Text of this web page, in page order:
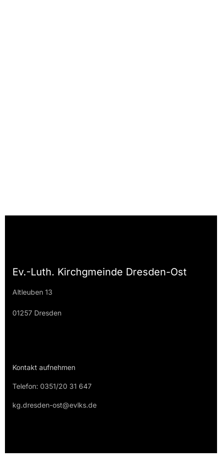
Ev.-Luth. Kirchgmeinde Dresden-Ost
Altleuben 13
01257 Dresden
Kontakt aufnehmen
Telefon: 0351/20 31 647
kg.dresden-ost@evlks.de